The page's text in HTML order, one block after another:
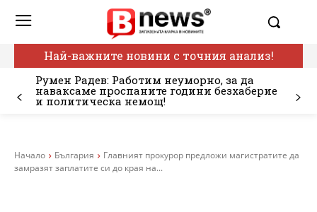
Най-важните новини с точния анализ!
Румен Радев: Работим неуморно, за да
наваксаме проспаните години безхаберие
и политическа немощ!
Начало България
Главният прокурор предложи магистратите да
замразят заплатите си до края на...